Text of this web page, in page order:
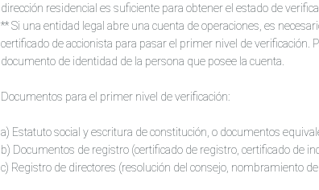
dirección residencial es suficiente para obtener el estado de
** Si una entidad legal abre una cuenta de operaciones, es
certificado de accionista para pasar el primer nivel de verificación.
documento de identidad de la persona que posee la cuenta.
Documentos para el primer nivel de verificación:
a) Estatuto social y escritura de constitución, o documentos
b) Documentos de registro (certificado de registro, certificado de
c) Registro de directores (resolución del consejo, nombramiento